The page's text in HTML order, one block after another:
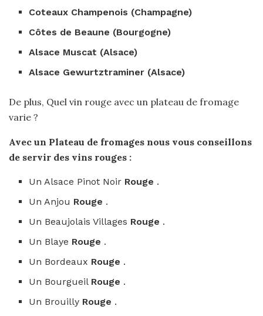
Coteaux Champenois (Champagne)
Côtes de Beaune (Bourgogne)
Alsace Muscat (Alsace)
Alsace Gewurtztraminer (Alsace)
De plus, Quel vin rouge avec un plateau de fromage
varie ?
Avec un Plateau de fromages nous vous conseillons
de servir des vins rouges :
Un Alsace Pinot Noir Rouge .
Un Anjou Rouge .
Un Beaujolais Villages Rouge .
Un Blaye Rouge .
Un Bordeaux Rouge .
Un Bourgueil Rouge .
Un Brouilly Rouge .